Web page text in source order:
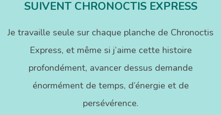
SUIVENT CHRONOCTIS EXPRESS
Je travaille seule sur chaque planche de Chronoctis
Express, et même si j’aime cette histoire
profondément, avancer dessus demande
énormément de temps, d’énergie et de
persévérence.